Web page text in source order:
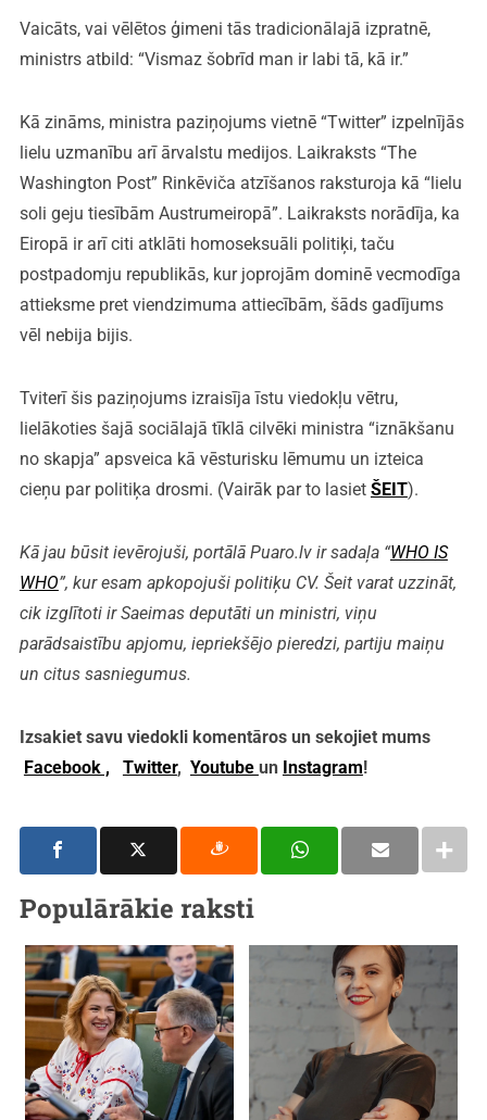
Vaicāts, vai vēlētos ģimeni tās tradicionālajā izpratnē,
ministrs atbild: “Vismaz šobrīd man ir labi tā, kā ir.”
Kā zināms, ministra paziņojums vietnē “Twitter” izpelnījās
lielu uzmanību arī ārvalstu medijos. Laikraksts “The
Washington Post” Rinkēviča atzīšanos raksturoja kā “lielu
soli geju tiesībām Austrumeiropā”. Laikraksts norādīja, ka
Eiropā ir arī citi atklāti homoseksuāli politiķi, taču
postpadomju republikās, kur joprojām dominē vecmodīga
attieksme pret viendzimuma attiecībām, šāds gadījums
vēl nebija bijis.
Tviterī šis paziņojums izraisīja īstu viedokļu vētru,
lielākoties šajā sociālajā tīklā cilvēki ministra “iznākšanu
no skapja” apsveica kā vēsturisku lēmumu un izteica
cieņu par politiķa drosmi. (Vairāk par to lasiet ŠEIT).
Kā jau būsit ievērojuši, portālā Puaro.lv ir sadaļa “WHO IS
WHO”, kur esam apkopojuši politiķu CV. Šeit varat uzzināt,
cik izglītoti ir Saeimas deputāti un ministri, viņu
parādsaistību apjomu, iepriekšējo pieredzi, partiju maiņu
un citus sasniegumus.
Izsakiet savu viedokli komentāros un sekojiet mums
Facebook ,
Twitter, Youtube un Instagram!
Populārākie raksti